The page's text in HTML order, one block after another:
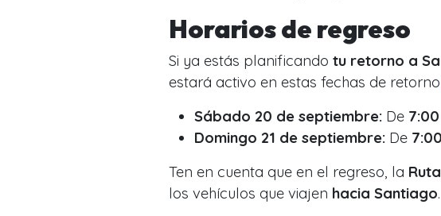
Horarios de regreso
Si ya estás planificando tu retorno a
estará activo en estas fechas de retorno
Sábado 20 de septiembre: De
Domingo 21 de septiembre: De
Ten en cuenta que en el regreso, la
los vehículos que viajen hacia Santiago.